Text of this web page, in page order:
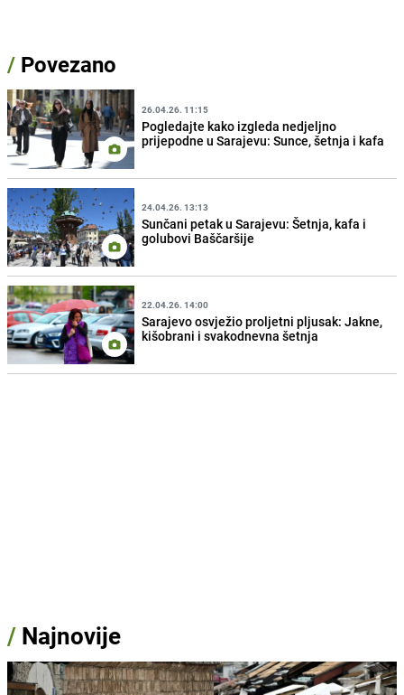
/ Povezano
26.04.26. 11:15
Pogledajte kako izgleda nedjeljno
prijepodne u Sarajevu: Sunce, šetnja i kafa
24.04.26. 13:13
Sunčani petak u Sarajevu: Šetnja, kafa i
golubovi Baščaršije
22.04.26. 14:00
Sarajevo osvježio proljetni pljusak: Jakne,
kišobrani i svakodnevna šetnja
/ Najnovije